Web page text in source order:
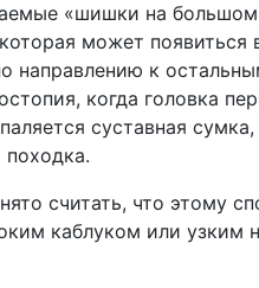
«шишки на большом
может
направлению к
когда головка
суставная
считать, что этому
каблуком или узким